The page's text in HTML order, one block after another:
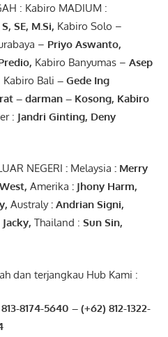
: Kabiro MADIUM :
SE, M.Si, Kabiro Solo –
– Priyo Aswanto,
, Kabiro Banyumas – Asep
Kabiro Bali – Gede Ing
– darman– Kosong, Kabiro
: Jandri Ginting, Deny
NEGERI : Melaysia : Merry
Amerika : JhonyHarm,
, Australy: Andrian Signi,
Jacky, Thailand : Sun Sin,
dan terjangkau Hub Kami :
8174-5640 – (+62) 812-1322-